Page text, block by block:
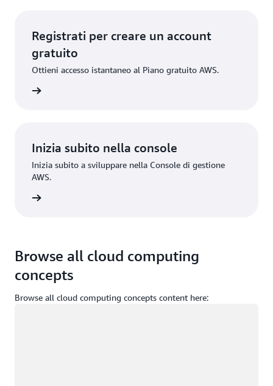
Registrati per creare un account
gratuito
Ottieni accesso istantaneo al Piano gratuito AWS.
Inizia subito nella console
Inizia subito a sviluppare nella Console di gestione
AWS.
Browse all cloud computing
concepts
Browse all cloud computing concepts content here: